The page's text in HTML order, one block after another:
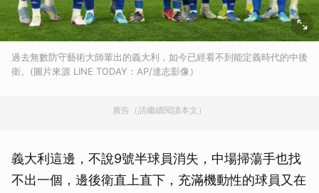
過去無數防守藝術大師輩出的義大利，如今已經看不到能定義時代的中後
衛。(圖片來源 LINE TODAY：AP/達志影像）
廣告（請繼續閱讀本文）
義大利這邊，不說9號半球員消失，中場掃蕩手也找
不出一個，邊後衛直上直下，充滿機動性的球員又在